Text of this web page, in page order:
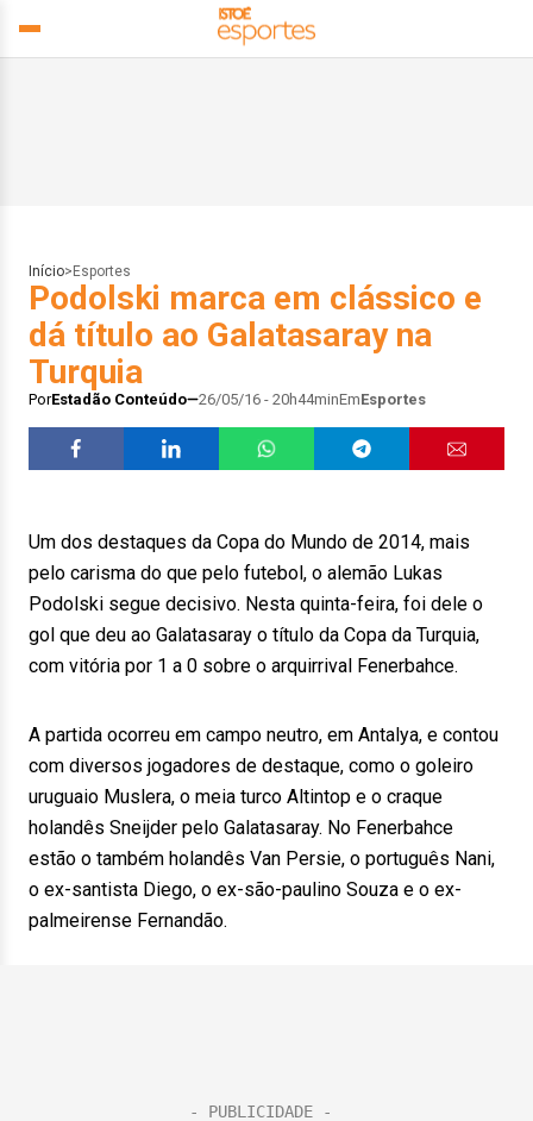
Início> Esportes
Podolski marca em clássico e
dá título ao Galatasaray na
Turquia
PorEstadão Conteúdo 26/05/16 - 20h44minEmEsportes
Um dos destaques da Copa do Mundo de 2014, mais
pelo carisma do que pelo futebol, o alemão Lukas
Podolski segue decisivo. Nesta quinta-feira, foi dele o
gol que deu ao Galatasaray o título da Copa da Turquia,
com vitória por 1 a 0 sobre o arquirrival Fenerbahce.
A partida ocorreu em campo neutro, em Antalya, e contou
com diversos jogadores de destaque, como o goleiro
uruguaio Muslera, o meia turco Altintop e o craque
holandês Sneijder pelo Galatasaray. No Fenerbahce
estão o também holandês Van Persie, o português Nani,
o ex-santista Diego, o ex-são-paulino Souza e o ex-
palmeirense Fernandão.